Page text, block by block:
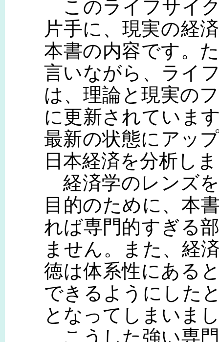
このライフサイ
片手に、現実の経
本書の内容です。
言いながら、ライ
は、理論と現実の
に更新されていま
最新の状態にアッ
日本経済を分析し
経済学のレンズ
目的のために、本
れば専門的すぎる
ません。また、経
徳は体系性にある
できるようにした
となってしまいま
こうした強い専